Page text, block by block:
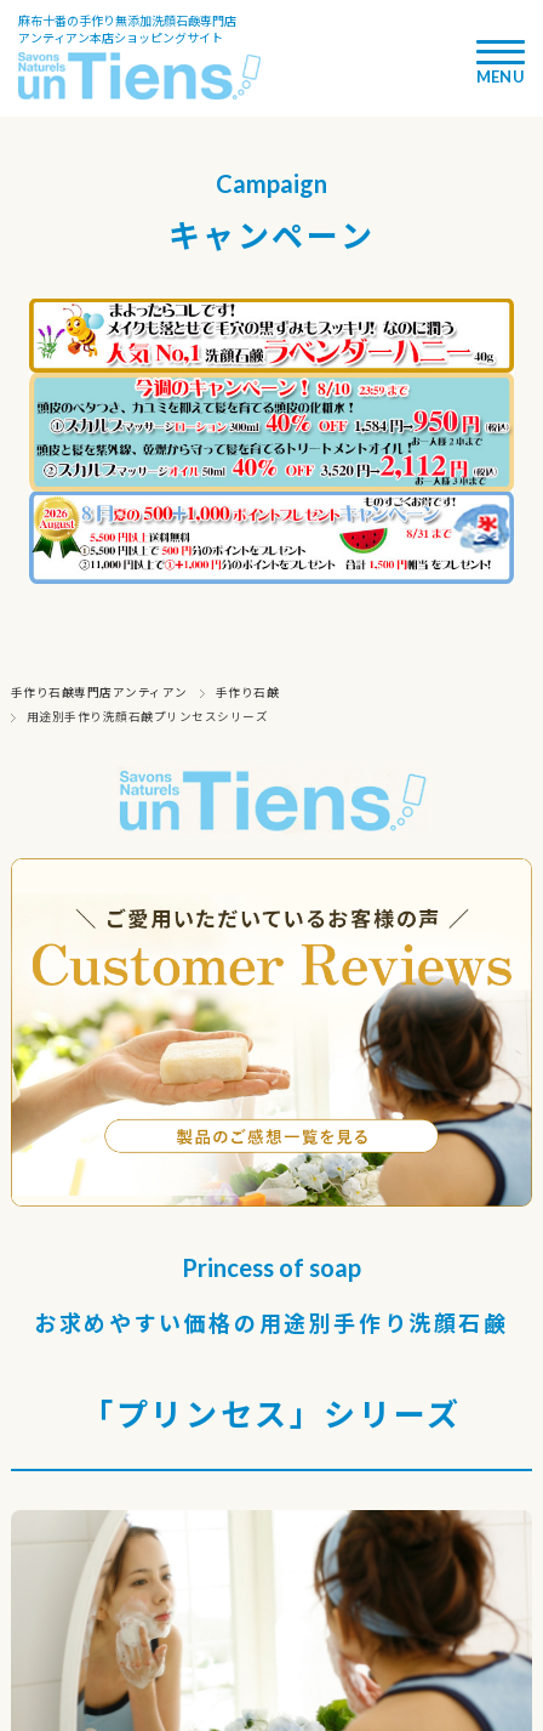
麻布十番の手作り無添加洗顔石鹸専門店
アンティアン本店ショッピングサイト
Campaign
キャンペーン
手作り石鹸専門店アンティアン
手作り石鹸
用途別手作り洗顔石鹸プリンセスシリーズ
Princess of soap
お求めやすい価格の用途別手作り洗顔石鹸
「プリンセス」シリーズ